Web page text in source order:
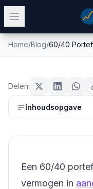
Home/Blog/
Gids met
20 februari 202612
Delen:
Inhoudsopgave
Een 60/40
vermogen in